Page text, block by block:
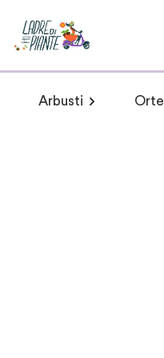
ArbustiArbusti a